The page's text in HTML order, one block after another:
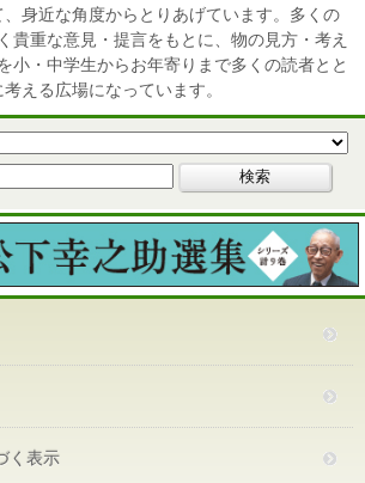
、身近な角度からとりあげています。多くの
貴重な意見・提言をもとに、物の見方・考え
小・中学生からお年寄りまで多くの読者とと
考える広場になっています。
く表示